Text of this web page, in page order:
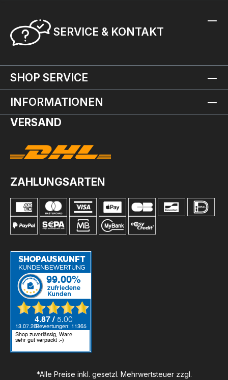
SERVICE & KONTAKT
SHOP SERVICE
INFORMATIONEN
VERSAND
ZAHLUNGSARTEN
*Alle Preise inkl. gesetzl. Mehrwertsteuer zzgl.